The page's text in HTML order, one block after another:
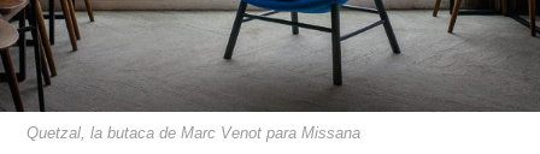
Quetzal, la butaca de Marc Venot para Missana